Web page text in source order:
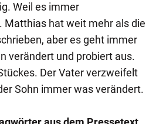
Weil es immer
hat weit mehr als die
aber es geht immer
verändert und probiert aus.
Der Vater verzweifelt
Sohn immer was verändert.